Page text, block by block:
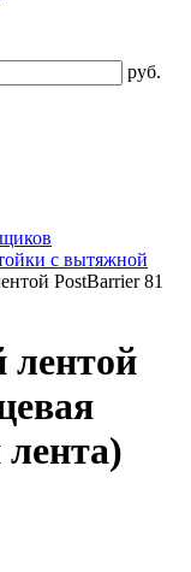
руб.
с вытяжной
PostBarrier 81
лентой
лента)